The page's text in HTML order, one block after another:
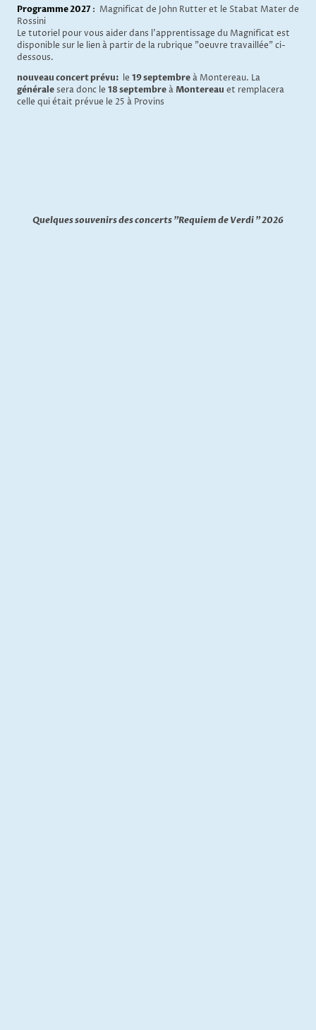
Programme 2027 : Magnificat de John Rutter et le Stabat Mater de
Rossini
Le tutoriel pour vous aider dans l'apprentissage du Magnificat est
disponible sur le lien à partir de la rubrique "oeuvre travaillée" ci-
dessous.
nouveau concert prévu: le 19 septembreà Montereau. La
généralesera donc le 18 septembreà Montereau et remplacera
celle qui était prévue le 25 à Provins
Quelques souvenirs des concerts "Requiem de Verdi " 2026